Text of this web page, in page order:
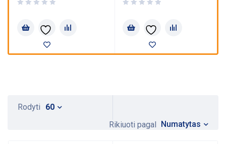
Rikiuoti pagal Numatytas
Rodyti 60